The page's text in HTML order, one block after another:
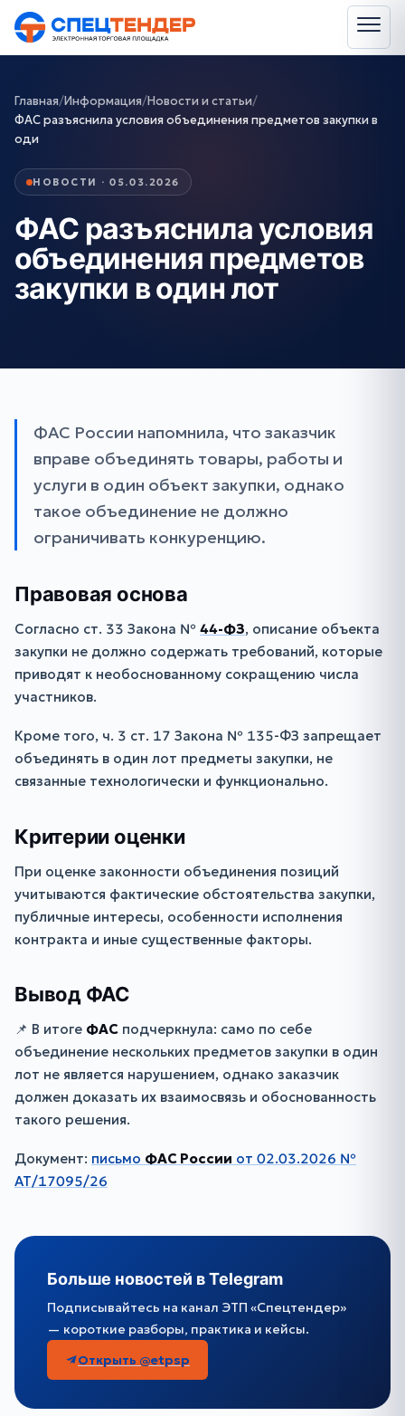
Главная/Информация/Новости и статьи/
ФАС разъяснила условия объединения предметов закупки в
оди
НОВОСТИ · 05.03.2026
ФАС разъяснила условия
объединения предметов
закупки в один лот
ФАС России напомнила, что заказчик
вправе объединять товары, работы и
услуги в один объект закупки, однако
такое объединение не должно
ограничивать конкуренцию.
Правовая основа
Согласно ст. 33 Закона № 44-ФЗ, описание объекта
закупки не должно содержать требований, которые
приводят к необоснованному сокращению числа
участников.
Кроме того, ч. 3 ст. 17 Закона № 135-ФЗ запрещает
объединять в один лот предметы закупки, не
связанные технологически и функционально.
Критерии оценки
При оценке законности объединения позиций
учитываются фактические обстоятельства закупки,
публичные интересы, особенности исполнения
контракта и иные существенные факторы.
Вывод ФАС
📌 В итоге ФАС подчеркнула: само по себе
объединение нескольких предметов закупки в один
лот не является нарушением, однако заказчик
должен доказать их взаимосвязь и обоснованность
такого решения.
Документ: письмо ФАС России от 02.03.2026 №
АТ/17095/26
Больше новостей в Telegram
Подписывайтесь на канал ЭТП «Спецтендер»
— короткие разборы, практика и кейсы.
Открыть @etpsp